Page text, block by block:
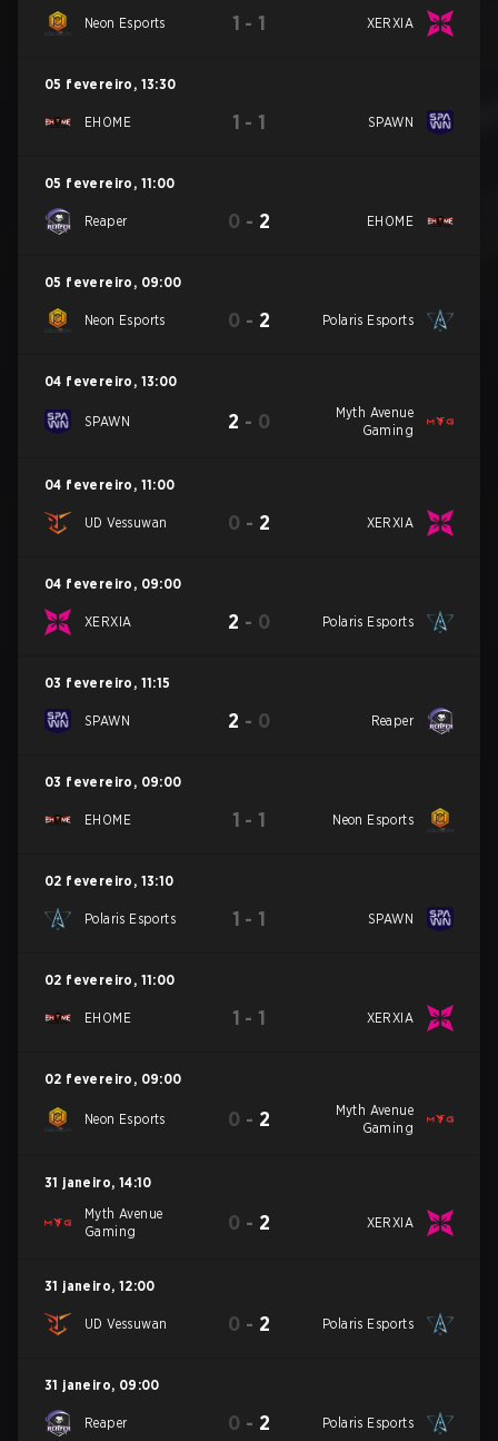
Neon Esports 1 - 1 XERXIA
05 fevereiro , 13:30
EHOME 1 - 1 SPAWN
05 fevereiro , 11:00
Reaper 0 - 2 EHOME
05 fevereiro , 09:00
Neon Esports 0 - 2 Polaris Esports
04 fevereiro , 13:00
SPAWN 2 - 0
Myth Avenue
Gaming
04 fevereiro , 11:00
UD Vessuwan 0 - 2 XERXIA
04 fevereiro , 09:00
XERXIA 2 - 0 Polaris Esports
03 fevereiro , 11:15
SPAWN 2 - 0 Reaper
03 fevereiro , 09:00
EHOME 1 - 1 Neon Esports
02 fevereiro , 13:10
Polaris Esports 1 - 1 SPAWN
02 fevereiro , 11:00
EHOME 1 - 1 XERXIA
02 fevereiro , 09:00
Neon Esports 0 - 2
Myth Avenue
Gaming
31 janeiro, 14:10
Myth Avenue
Gaming
0 - 2 XERXIA
31 janeiro, 12:00
UD Vessuwan 0 - 2 Polaris Esports
31 janeiro, 09:00
Reaper 0 - 2 Polaris Esports